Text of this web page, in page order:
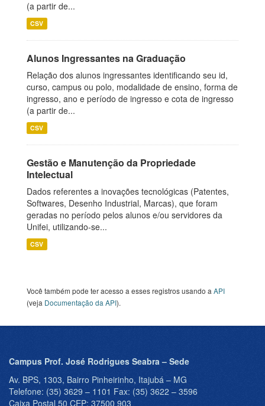
(a partir de...
CSV
Alunos Ingressantes na Graduação
Relação dos alunos ingressantes identificando seu id,
curso, campus ou polo, modalidade de ensino, forma de
ingresso, ano e período de ingresso e cota de ingresso
(a partir de...
CSV
Gestão e Manutenção da Propriedade
Intelectual
Dados referentes a inovações tecnológicas (Patentes,
Softwares, Desenho Industrial, Marcas), que foram
geradas no período pelos alunos e/ou servidores da
Unifei, utilizando-se...
CSV
Você também pode ter acesso a esses registros usando a API
(veja Documentação da API).
Campus Prof. José Rodrigues Seabra – Sede
Av. BPS, 1303, Bairro Pinheirinho, Itajubá – MG
Telefone: (35) 3629 – 1101 Fax: (35) 3622 – 3596
Caixa Postal 50 CEP: 37500 903